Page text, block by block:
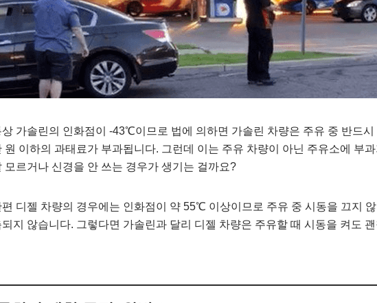
가솔린의 인화점이 -43℃이므로 법에 의하면 가솔린 차량은 주유 중 반드
원 이하의 과태료가 부과됩니다. 그런데 이는 주유 차량이 아닌 주유소에 부
모르거나 신경을 안 쓰는 경우가 생기는 걸까요?
디젤 차량의 경우에는 인화점이 약 55℃ 이상이므로 주유 중 시동을 끄지
지 않습니다. 그렇다면 가솔린과 달리 디젤 차량은 주유할 때 시동을 켜도